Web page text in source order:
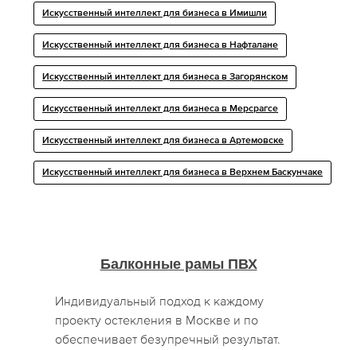
Искусственный интеллект для бизнеса в Имишли
Искусственный интеллект для бизнеса в Нафталане
Искусственный интеллект для бизнеса в Загорянском
Искусственный интеллект для бизнеса в Мерсрагсе
Искусственный интеллект для бизнеса в Артемовске
Искусственный интеллект для бизнеса в Верхнем Баскунчаке
Балконные рамы ПВХ
Индивидуальный подход к каждому
проекту остекления в Москве и по
обеспечивает безупречный результат.